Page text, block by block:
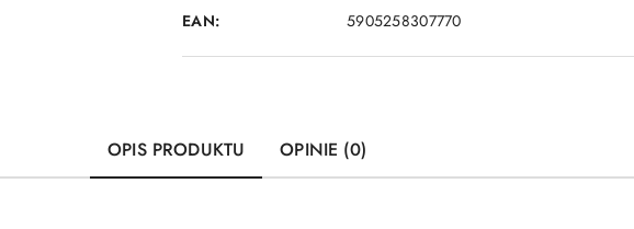
EAN: 5905258307770
OPIS PRODUKTU OPINIE (0)